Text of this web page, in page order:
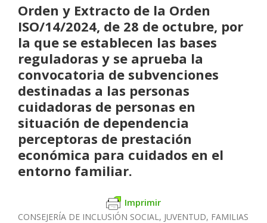
Orden y Extracto de la Orden
ISO/14/2024, de 28 de octubre, por
la que se establecen las bases
reguladoras y se aprueba la
convocatoria de subvenciones
destinadas a las personas
cuidadoras de personas en
situación de dependencia
perceptoras de prestación
económica para cuidados en el
entorno familiar.
Imprimir
CONSEJERÍA DE INCLUSIÓN SOCIAL, JUVENTUD, FAMILIAS